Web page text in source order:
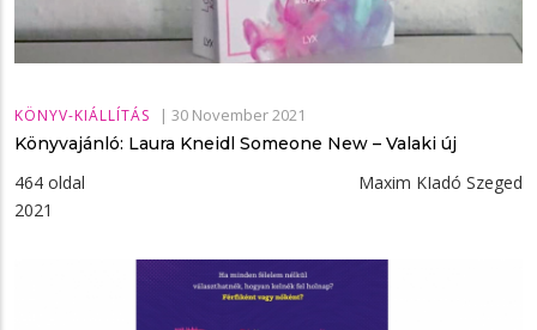
KÖNYV-KIÁLLÍTÁS | 30 November 2021
Könyvajánló: Laura Kneidl Someone ​New – Valaki új
464 oldal Maxim KIadó Szeged
2021